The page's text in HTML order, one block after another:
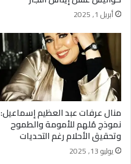
أبريل 1, 2025
منال عرفات عبد العظيم إسماعيل:
نموذج مُلهم للأمومة والطموح
وتحقيق الأحلام رغم التحديات
يوليو 13, 2025